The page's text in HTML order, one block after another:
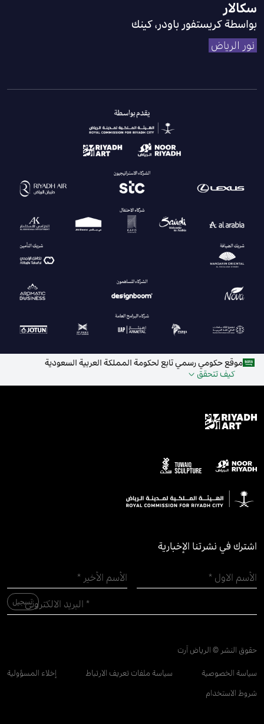
سكالار
بواسطة كريستفور باودر، كينك
نور الرياض
موقع حكومي رسمي تابع لحكومة المملكة العربية السعودية
كيف تتحقق
اشترك في نشرتنا الإخبارية
حقوق النشر © الرياض آرت
سياسة الخصوصية سياسة ملفات تعريف الارتباط
إخلاء المسؤولية
شروط الاستخدام